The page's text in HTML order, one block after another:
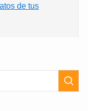
de tus